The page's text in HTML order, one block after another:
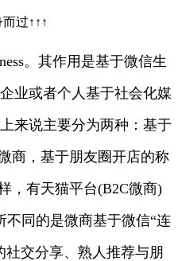
过↑↑↑
。其作用是基于微信生
业或者个人基于社会化媒
来说主要分为两种：基于
商，基于朋友圈开店的称
，有天猫平台(B2C微商)
不同的是微商基于微信“连
交分享、熟人推荐与朋